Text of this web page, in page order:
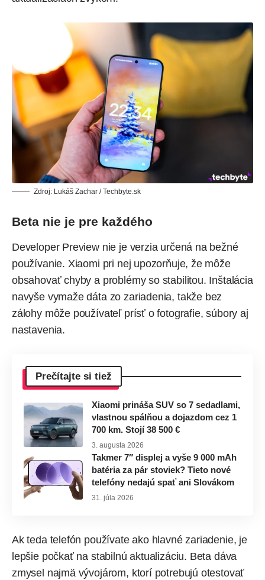
Zdroj: Lukáš Zachar / Techbyte.sk
Beta nie je pre každého
Developer Preview nie je verzia určená na bežné
používanie. Xiaomi pri nej upozorňuje, že môže
obsahovať chyby a problémy so stabilitou. Inštalácia
navyše vymaže dáta zo zariadenia, takže bez
zálohy môže používateľ prísť o fotografie, súbory aj
nastavenia.
Prečítajte si tiež
Xiaomi prináša SUV so 7 sedadlami,
vlastnou spálňou a dojazdom cez 1
700 km. Stojí 38 500 €
3. augusta 2026
Takmer 7″ displej a vyše 9 000 mAh
batéria za pár stoviek? Tieto nové
telefóny nedajú spať ani Slovákom
31. júla 2026
Ak teda telefón používate ako hlavné zariadenie, je
lepšie počkať na stabilnú aktualizáciu. Beta dáva
zmysel najmä vývojárom, ktorí potrebujú otestovať